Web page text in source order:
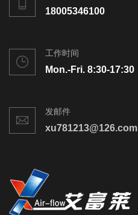
18005346100
工作时间
Mon.-Fri. 8:30-17:30
发邮件
xu781213@126.com